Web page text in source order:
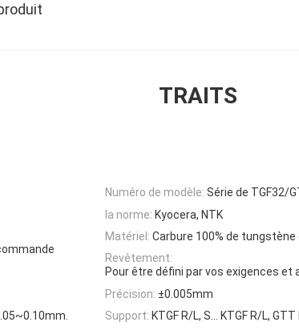
TRAITS
Numéro de modèle: Série de TGF32/
la norme: Kyocera, NTK
Matériel: Carbure 100% de tungstène
Revêtement:
Pour être défini par vos exigences
Précision: ±0.005mm
Support: KTGF R/L, S… KTGF R/L,